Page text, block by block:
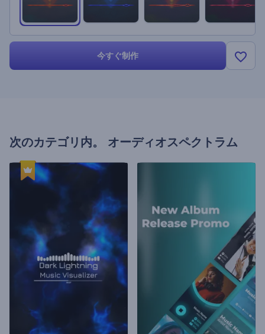
今すぐ制作
次のカテゴリ内。 オーディオスペクトラム